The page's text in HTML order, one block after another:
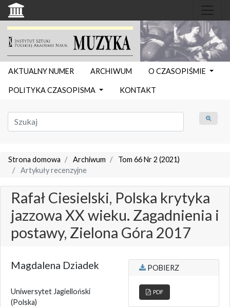
AKTUALNY NUMER ARCHIWUM O CZASOPIŚMIE
POLITYKA CZASOPISMA KONTAKT
Strona domowa Archiwum
Tom 66 Nr 2 (2021)
Artykuły recenzyjne
Rafał Ciesielski, Polska krytyka
jazzowa XX wieku. Zagadnienia i
postawy, Zielona Góra 2017
Magdalena Dziadek
Uniwersytet Jagielloński
(Polska)
POBIERZ
PDF